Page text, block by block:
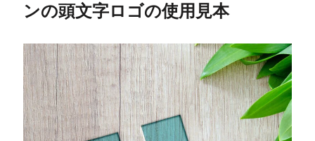
ンの頭文字ロゴの使用見本